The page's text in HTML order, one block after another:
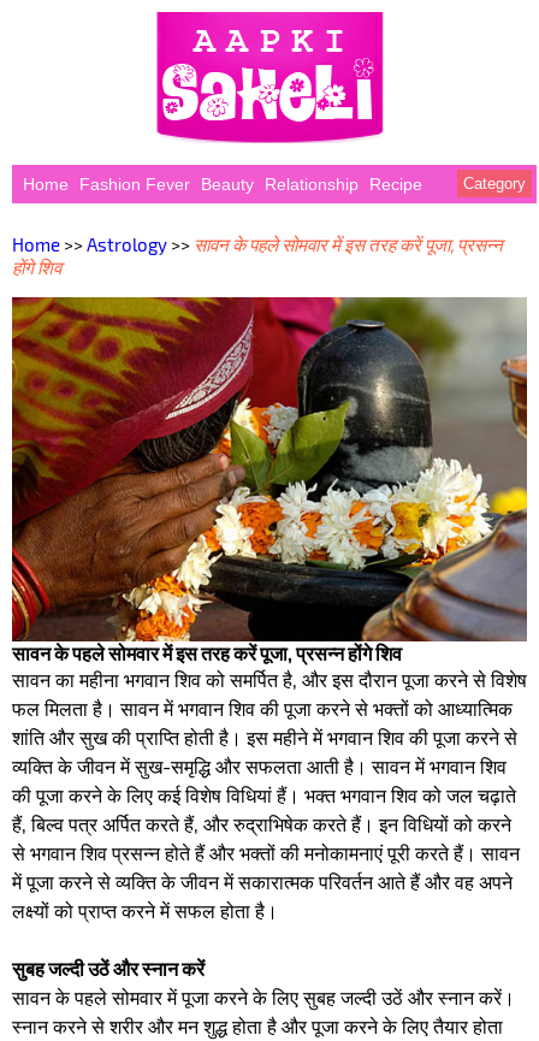
Home Fashion Fever Beauty Relationship Recipe Category
Home >>Astrology >> सावन के पहले सोमवार में इस तरह करें पूजा, प्रसन्न
होंगे शिव
सावन के पहले सोमवार में इस तरह करें पूजा, प्रसन्न होंगे शिव
सावन का महीना भगवान शिव को समर्पित है, और इस दौरान पूजा करने से विशेष
फल मिलता है। सावन में भगवान शिव की पूजा करने से भक्तों को आध्यात्मिक
शांति और सुख की प्राप्ति होती है। इस महीने में भगवान शिव की पूजा करने से
व्यक्ति के जीवन में सुख-समृद्धि और सफलता आती है। सावन में भगवान शिव
की पूजा करने के लिए कई विशेष विधियां हैं। भक्त भगवान शिव को जल चढ़ाते
हैं, बिल्व पत्र अर्पित करते हैं, और रुद्राभिषेक करते हैं। इन विधियों को करने
से भगवान शिव प्रसन्न होते हैं और भक्तों की मनोकामनाएं पूरी करते हैं। सावन
में पूजा करने से व्यक्ति के जीवन में सकारात्मक परिवर्तन आते हैं और वह अपने
लक्ष्यों को प्राप्त करने में सफल होता है।
सुबह जल्दी उठें और स्नान करें
सावन के पहले सोमवार में पूजा करने के लिए सुबह जल्दी उठें और स्नान करें।
स्नान करने से शरीर और मन शुद्ध होता है और पूजा करने के लिए तैयार होता